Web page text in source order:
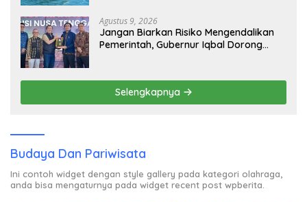
Agustus 9, 2026
Jangan Biarkan Risiko Mengendalikan
Pemerintah, Gubernur Iqbal Dorong
Selengkapnya
Budaya Dan Pariwisata
Ini contoh widget dengan style gallery pada kategori olahraga,
anda bisa mengaturnya pada widget recent post wpberita.